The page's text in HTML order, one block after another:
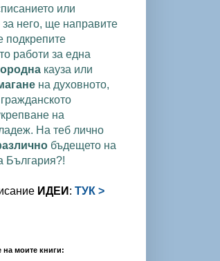
или
него, ще направите
подкрепите
работи за една
кауза или
на духовното,
на
На теб лично
бъдещето на
България?!
ИДЕИ : ТУК >
на моите книги: